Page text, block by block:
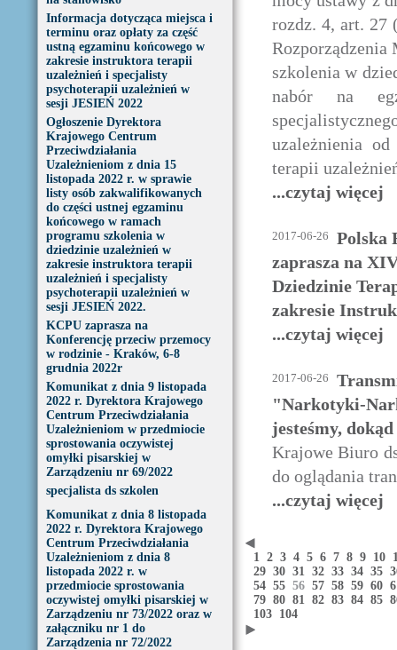
Informacja dotycząca miejsca i
terminu oraz opłaty za część
ustną egzaminu końcowego w
zakresie instruktora terapii
uzależnień i specjalisty
psychoterapii uzależnień w
sesji JESIEŃ 2022
Ogłoszenie Dyrektora
Krajowego Centrum
Przeciwdziałania
Uzależnieniom z dnia 15
listopada 2022 r. w sprawie
listy osób zakwalifikowanych
do części ustnej egzaminu
końcowego w ramach
programu szkolenia w
dziedzinie uzależnień w
zakresie instruktora terapii
uzależnień i specjalisty
psychoterapii uzależnień w
sesji JESIEŃ 2022.
KCPU zaprasza na
Konferencję przeciw przemocy
w rodzinie - Kraków, 6-8
grudnia 2022r
Komunikat z dnia 9 listopada
2022 r. Dyrektora Krajowego
Centrum Przeciwdziałania
Uzależnieniom w przedmiocie
sprostowania oczywistej
omyłki pisarskiej w
Zarządzeniu nr 69/2022
specjalista ds szkolen
Komunikat z dnia 8 listopada
2022 r. Dyrektora Krajowego
Centrum Przeciwdziałania
Uzależnieniom z dnia 8
listopada 2022 r. w
przedmiocie sprostowania
oczywistej omyłki pisarskiej w
Zarządzeniu nr 73/2022 oraz w
załączniku nr 1 do
Zarządzenia nr 72/2022
rozdz. 4, art. 27
szkolenia w
nabór na
uzależnienia
terapii
...czytaj więcej
2017-06-26
Polska
zaprasza na
Dziedzinie
zakresie
...czytaj więcej
2017-06-26
"Narkotyki-
jesteśmy,
Krajowe Biuro
do oglądania
...czytaj więcej
1 2 3 4 5 6 7 8 9 10
29 30 31 32 33 34 35
54 55 56 57 58 59 60
79 80 81 82 83 84 85
103 104